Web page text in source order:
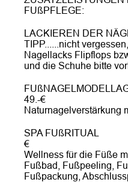
FUßPFLEGE:
LACKIEREN
TIPP......nicht
Nagellacks Flipflops
und die Schuhe bitte
49.-€
Naturnagelverstärkung
SPA
€
Wellness für die Füße
Fußbad, Fußpeeling,
Fußpackung,